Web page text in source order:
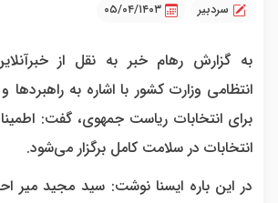
سردبیر ۰۵/۰۴/۱۴۰۳
به گزارش رهام خبر به نقل از
انتظامی وزارت کشور با اشاره به
برای انتخابات ریاست جمهوی، گفت:
انتخابات در سلامت کامل برگزار می‌شود.
در این باره ایسنا نوشت: سید مجید میر